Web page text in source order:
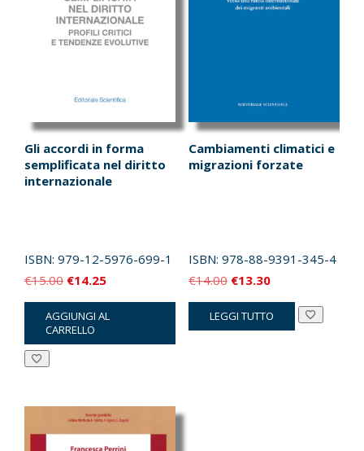
Gli accordi in forma
semplificata nel diritto
internazionale
ISBN: 979-12-5976-699-1
€15.00 Il
prezzo
originale
era:
€14.25Il
prezzo
attuale
è:
AGGIUNGI AL
CARRELLO
Cambiamenti climatici e
migrazioni forzate
ISBN: 978-88-9391-345-4
€14.00 Il
prezzo
originale
€13.30Il
prezzo
attuale
LEGGI TUTTO